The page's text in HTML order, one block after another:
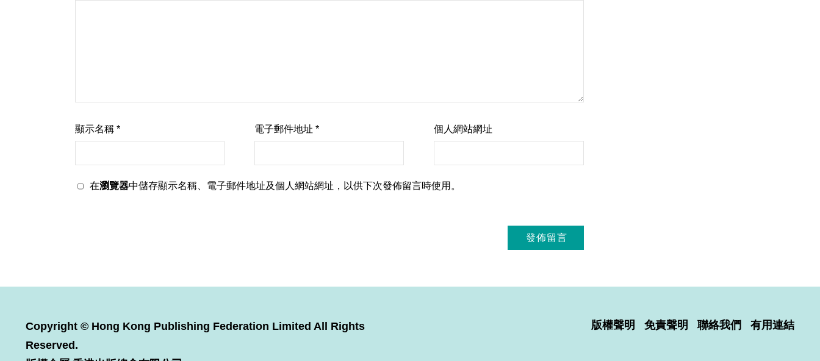
顯示名稱 * 電子郵件地址* 個人網站網址
在瀏覽器中儲存顯示名稱、電子郵件地址及個人網站網址，以供下次發佈留言時使用。
Copyright © Hong Kong Publishing Federation Limited All Rights
Reserved.
版權聲明 免責聲明 聯絡我們 有用連結